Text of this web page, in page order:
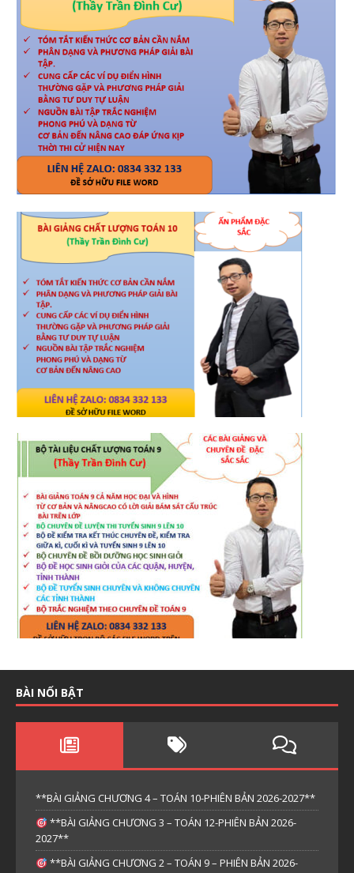
BÀI NỔI BẬT
**BÀI GIẢNG CHƯƠNG 4 – TOÁN 10-PHIÊN BẢN 2026-2027**
**BÀI GIẢNG CHƯƠNG 3 – TOÁN 12-PHIÊN BẢN 2026-
2027**
**BÀI GIẢNG CHƯƠNG 2 – TOÁN 9 – PHIÊN BẢN 2026-